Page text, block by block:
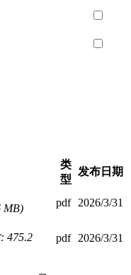
类
型
发布日期
MB) pdf 2026/3/31
475.2
pdf 2026/3/31